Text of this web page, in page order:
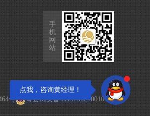
手
机
网
站
号 粤公网安备44197302000109号
点我，咨询黄经理！